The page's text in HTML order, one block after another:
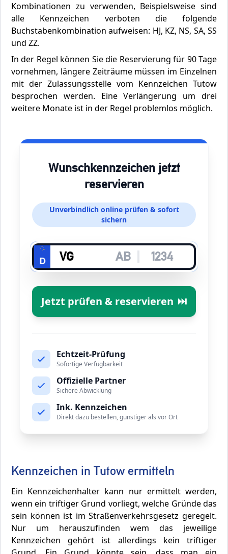
Kombinationen zu verwenden, Beispielsweise sind
alle Kennzeichen verboten die folgende
Buchstabenkombination aufweisen: HJ, KZ, NS, SA, SS
und ZZ.
In der Regel können Sie die Reservierung für 90 Tage
vornehmen, längere Zeiträume müssen im Einzelnen
mit der Zulassungsstelle vom Kennzeichen Tutow
besprochen werden. Eine Verlängerung um drei
weitere Monate ist in der Regel problemlos möglich.
Wunschkennzeichen jetzt
reservieren
Unverbindlich online prüfen & sofort
sichern
D
Jetzt prüfen & reservieren ⏭️
Echtzeit-Prüfung
Sofortige Verfügbarkeit
Offizielle Partner
Sichere Abwicklung
Ink. Kennzeichen
Direkt dazu bestellen, günstiger als vor Ort
Kennzeichen in Tutow ermitteln
Ein Kennzeichenhalter kann nur ermittelt werden,
wenn ein triftiger Grund vorliegt, welche Gründe das
sein können ist im Straßenverkehrsgesetz geregelt.
Nur um herauszufinden wem das jeweilige
Kennzeichen gehört ist allerdings kein triftiger